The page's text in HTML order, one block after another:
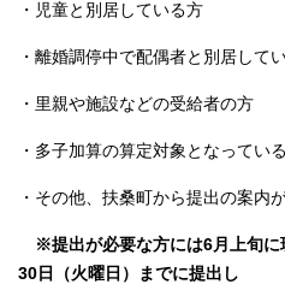
・児童と別居している方
・離婚調停中で配偶者と別居して
・里親や施設などの受給者の方
・多子加算の算定対象となってい
・その他、扶桑町から提出の案内
※提出が必要な方には6月上旬に
30日（火曜日）までに提出し